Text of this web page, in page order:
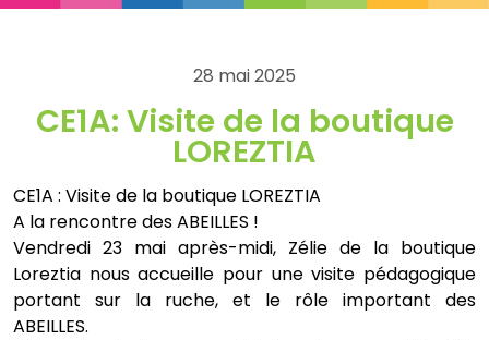
28 mai 2025
CE1A: Visite de la boutique
LOREZTIA
CE1A : Visite de la boutique LOREZTIA
A la rencontre des ABEILLES !
Vendredi 23 mai après-midi, Zélie de la boutique
Loreztia nous accueille pour une visite pédagogique
portant sur la ruche, et le rôle important des
ABEILLES.